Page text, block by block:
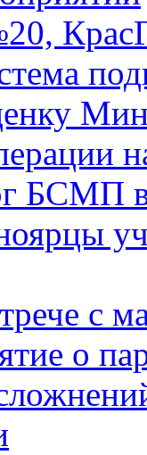
БСМП
с
о